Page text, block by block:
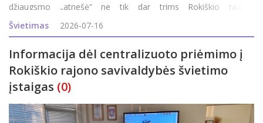
džiaugsmo „atnešė“ ne tik dar trims Rokiškio rajono
abiturientams, bet ir visam rajonui, nes iki šių rezultatų
paskelbimo Roki&s
Švietimas 2026-07-16
Informacija dėl centralizuoto priėmimo į
Rokiškio rajono savivaldybės švietimo
įstaigas (0)